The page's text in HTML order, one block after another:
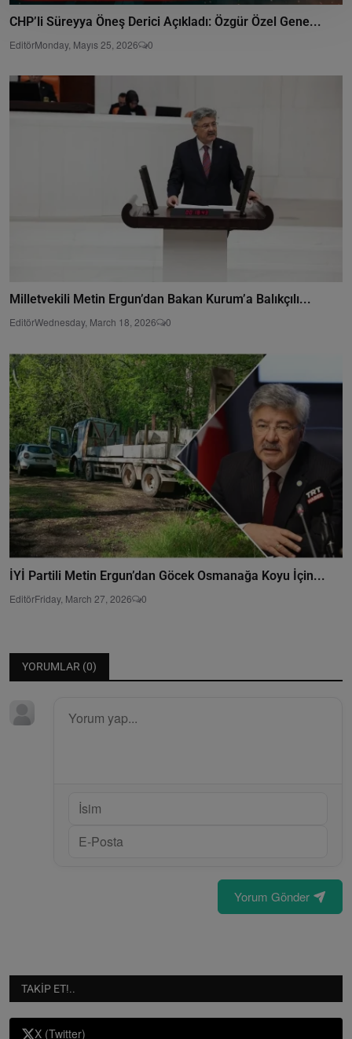
CHP’li Süreyya Öneş Derici Açıkladı: Özgür Özel Gene...
EditörMonday, Mayıs 25, 2026 0
Milletvekili Metin Ergun’dan Bakan Kurum’a Balıkçılı...
EditörWednesday, March 18, 2026 0
İYİ Partili Metin Ergun’dan Göcek Osmanağa Koyu İçin...
EditörFriday, March 27, 2026 0
YORUMLAR (0)
Yorum Gönder
TAKIP ET!..
X (Twitter)